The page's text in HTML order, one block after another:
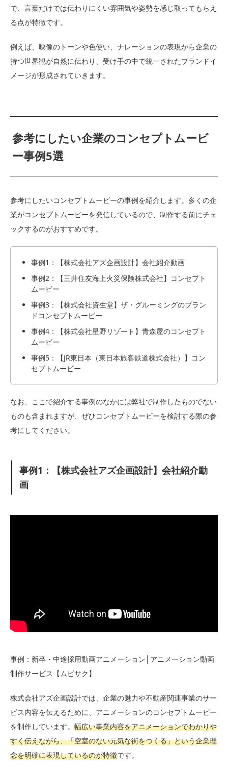
で、言葉だけでは伝わりにくい雰囲気や姿勢を感じ取ってもらえ
る点が特徴です。
例えば、映像のトーンや色使い、ナレーションの表現から企業の
持つ世界観が自然に伝わり、受け手の中で統一されたブランドイ
メージが形成されていきます。
参考にしたい企業のコンセプトムービ
ー事例5選
参考にしたいコンセプトムービーの事例を紹介します。多くの企
業がコンセプトムービーを発信しているので、制作する前にチェ
ックするのがおすすめです。
事例1：【株式会社アズ企画設計】会社紹介動画
事例2：【三井住友海上火災保険株式会社】コンセプト
ムービー
事例3：【株式会社資生堂】ザ・グルーミングのブラン
ドコンセプトムービー
事例4：【株式会社星野リゾート】青森屋のコンセプト
ムービー
事例5：【JR東日本（東日本旅客鉄道株式会社）】コン
セプトムービー
なお、ここで紹介する事例のなかには弊社で制作したものでない
ものも含まれますが、ぜひコンセプトムービーを検討する際の参
考にしてください。
事例1：【株式会社アズ企画設計】会社紹介動
画
事例：新卒・中途採用動画アニメーション│アニメーション動画
制作サービス【ムビサク】
株式会社アズ企画設計では、企業の魅力や不動産関連事業のサー
ビス内容を伝えるために、アニメーションのコンセプトムービー
を制作しています。 幅広い事業内容をアニメーションでわかりや
すく伝えながら、「空室のない元気な街をつくる」という企業理
念を明確に表現しているのが特徴です。